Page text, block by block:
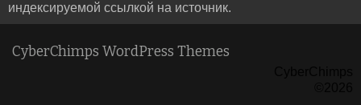
индексируемой ссылкой на источник.
CyberChimps WordPress Themes